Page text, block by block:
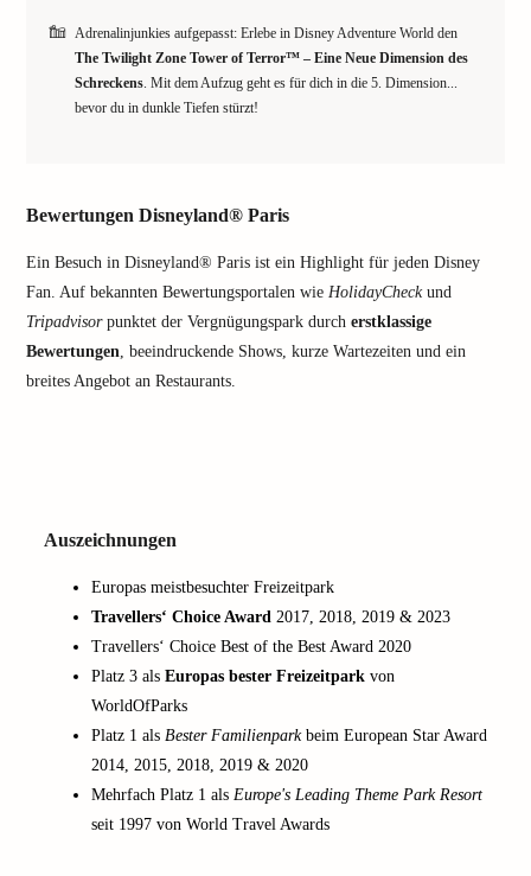
Adrenalinjunkies aufgepasst: Erlebe in Disney Adventure World den
The Twilight Zone Tower of Terror™ – Eine Neue Dimension des
Schreckens. Mit dem Aufzug geht es für dich in die 5. Dimension...
bevor du in dunkle Tiefen stürzt!
Bewertungen Disneyland® Paris
Ein Besuch in Disneyland® Paris ist ein Highlight für jeden Disney
Fan. Auf bekannten Bewertungsportalen wie HolidayCheckund
Tripadvisorpunktet der Vergnügungspark durch erstklassige
Bewertungen, beeindruckende Shows, kurze Wartezeiten und ein
breites Angebot an Restaurants.
Auszeichnungen
Europas meistbesuchter Freizeitpark
Travellers‘ Choice Award 2017, 2018, 2019 & 2023
Travellers‘ Choice Best of the Best Award 2020
Platz 3 als Europas bester Freizeitpark von
WorldOfParks
Platz 1 als Bester Familienparkbeim European Star Award
2014, 2015, 2018, 2019 & 2020
Mehrfach Platz 1 als Europe's Leading Theme Park Resort
seit 1997 von World Travel Awards